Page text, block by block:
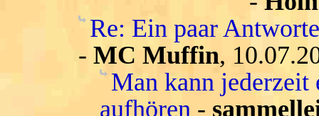
Re: Ein paar
- MC Muffin,
Man kann
aufhören -